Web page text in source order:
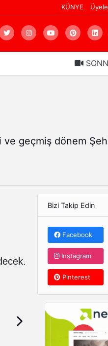
KÜNYE
ve geçmiş dönem
Bizi Takip Edin
Facebook
Instagram
Pinterest